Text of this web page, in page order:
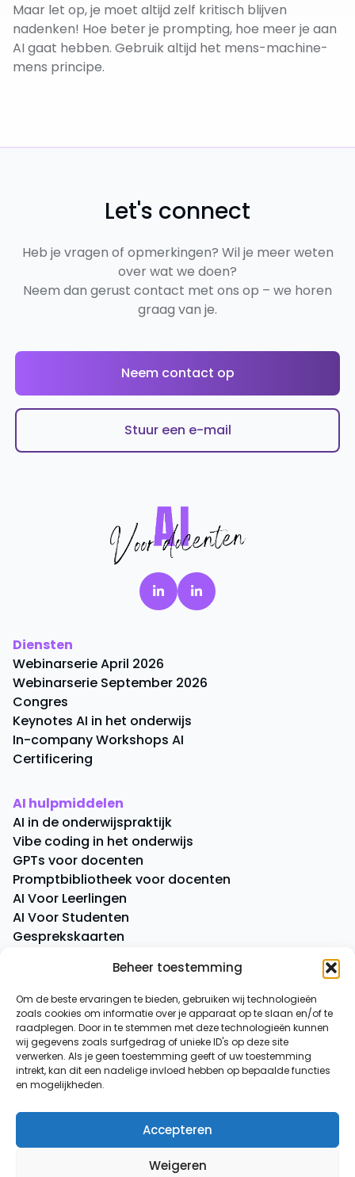
Beheer toestemming
Om de beste ervaringen te bieden, gebruiken wij technologieën
zoals cookies om informatie over je apparaat op te slaan en/of te
raadplegen. Door in te stemmen met deze technologieën kunnen
wij gegevens zoals surfgedrag of unieke ID's op deze site
verwerken. Als je geen toestemming geeft of uw toestemming
intrekt, kan dit een nadelige invloed hebben op bepaalde functies
en mogelijkheden.
Accepteren
Weigeren
Maar let op, je moet altijd zelf kritisch blijven
nadenken! Hoe beter je prompting, hoe meer je aan
AI gaat hebben. Gebruik altijd het mens-machine-
mens principe.
Let's connect
Heb je vragen of opmerkingen? Wil je meer weten
over wat we doen?
Neem dan gerust contact met ons op – we horen
graag van je.
Neem contact op
Stuur een e-mail
Diensten
Webinarserie April 2026
Webinarserie September 2026
Congres
Keynotes AI in het onderwijs
In-company Workshops AI
Certificering
AI hulpmiddelen
AI in de onderwijspraktijk
Vibe coding in het onderwijs
GPTs voor docenten
Promptbibliotheek voor docenten
AI Voor Leerlingen
AI Voor Studenten
Gesprekskaarten
Overige
AI-spiekbriefje
AI-tussenuurtje
Over ons
Contact
AI voor Docenten